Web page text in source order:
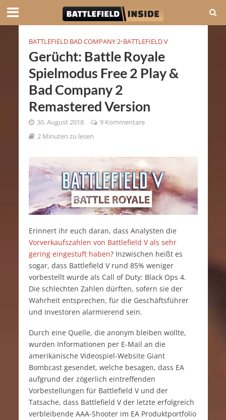
BATTLEFIELD BAD COMPANY 2•BATTLEFIELD V
Gerücht: Battle Royale
Spielmodus Free 2 Play &
Bad Company 2
Remastered Version
30. August 2018
9 Kommentare
2 Minuten zu lesen
Erinnert ihr euch daran, dass Analysten die
Vorverkaufszahlen von Battlefield V als sehr
gering eingestuft haben? Inzwischen heißt es
sogar, dass Battlefield V rund 85% weniger
vorbestellt wurde als Call of Duty: Black Ops 4.
Die schlechten Zahlen dürften, sofern sie der
Wahrheit entsprechen, für die Geschäftsführer
und Investoren alarmierend sein.
Durch eine Quelle, die anonym bleiben wollte,
wurden Informationen per E-Mail an die
amerikanische Videospiel-Website Giant
Bombcast gesendet, welche besagen, dass EA
aufgrund der zögerlich eintreffenden
Vorbestellungen für Battlefield V und der
Tatsache, dass Battlefield V der letzte erfolgreich
verbleibende AAA-Shooter im EA Produktportfolio